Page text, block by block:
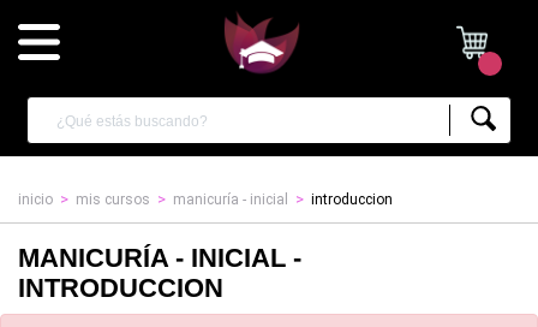
inicio mis cursos manicuría - inicial introduccion
MANICURÍA - INICIAL -
INTRODUCCION